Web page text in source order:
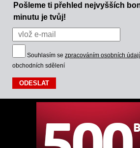
Pošleme ti přehled nejvyšších
minutu je tvůj!
Souhlasím se zpracováním osobních
obchodních sdělení